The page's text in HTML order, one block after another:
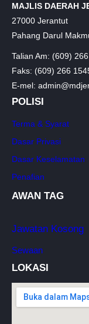
MAJLIS DAERAH
27000 Jerantut
Pahang Darul
Talian Am: (609)
Faks: (609) 266
E-mel:
POLISI
Terma & Syarat
Dasar Privasi
Dasar Keselamatan
Penafian
AWAN TAG
Jawatan Kosong
Sewaan
LOKASI